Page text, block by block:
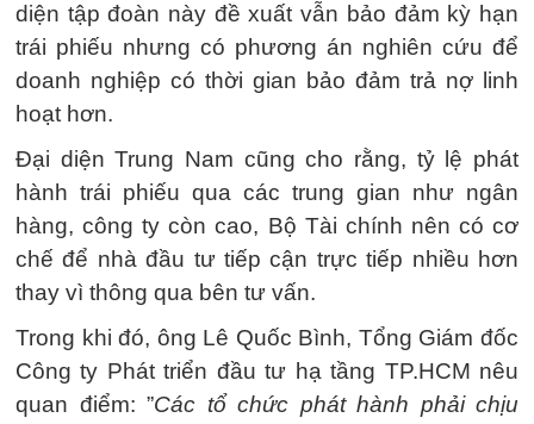
diện tập đoàn này đề xuất vẫn bảo đảm kỳ hạn
trái phiếu nhưng có phương án nghiên cứu để
doanh nghiệp có thời gian bảo đảm trả nợ linh
hoạt hơn.
Đại diện Trung Nam cũng cho rằng, tỷ lệ phát
hành trái phiếu qua các trung gian như ngân
hàng, công ty còn cao, Bộ Tài chính nên có cơ
chế để nhà đầu tư tiếp cận trực tiếp nhiều hơn
thay vì thông qua bên tư vấn.
Trong khi đó, ông Lê Quốc Bình, Tổng Giám đốc
Công ty Phát triển đầu tư hạ tầng TP.HCM nêu
quan điểm: ”Các tổ chức phát hành phải chịu